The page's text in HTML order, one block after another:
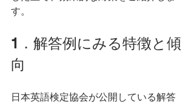
す。
1．解答例にみる特徴と傾
向
日本英語検定協会が公開している解答